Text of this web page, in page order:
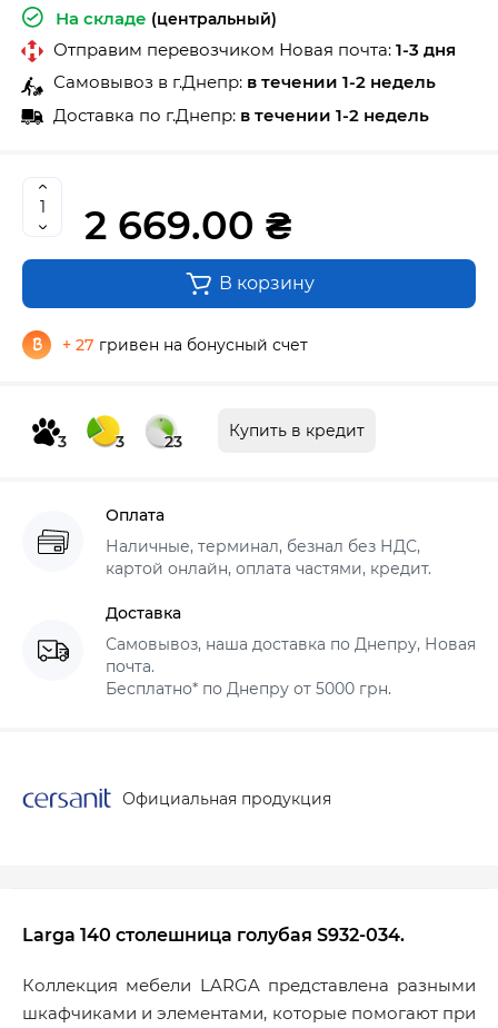
На складе (центральный)
Отправим перевозчиком Новая почта: 1-3 дня
Самовывоз в г.Днепр: в течении 1-2 недель
Доставка по г.Днепр: в течении 1-2 недель
2 669.00 ₴
В корзину
+ 27 гривен на бонусный счет
3 3 23
Купить в кредит
Оплата
Наличные, терминал, безнал без НДС,
картой онлайн, оплата частями, кредит.
Доставка
Самовывоз, наша доставка по Днепру, Новая
почта.
Бесплатно* по Днепру от 5000 грн.
Официальная продукция
Larga 140 столешница голубая S932-034.
Коллекция мебели LARGA представлена разными
шкафчиками и элементами, которые помогают при